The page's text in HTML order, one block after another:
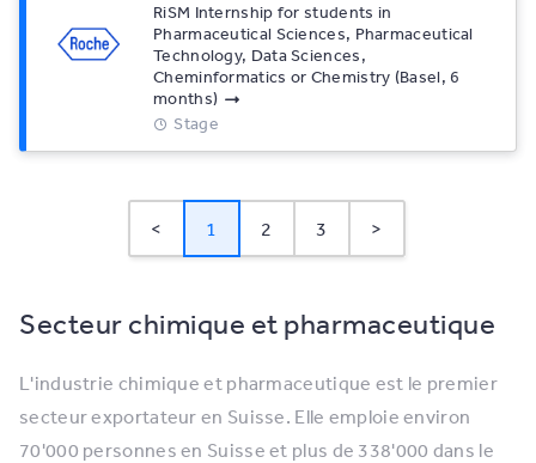
RiSM Internship for students in
Pharmaceutical Sciences, Pharmaceutical
Technology, Data Sciences,
Cheminformatics or Chemistry (Basel, 6
months)
Stage
< 1 2 3 >
Secteur chimique et pharmaceutique
L'industrie chimique et pharmaceutique est le premier
secteur exportateur en Suisse. Elle emploie environ
70'000 personnes en Suisse et plus de 338'000 dans le